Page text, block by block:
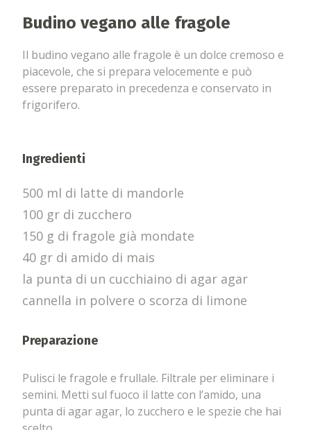
Budino vegano alle fragole
Il budino vegano alle fragole è un dolce cremoso e
piacevole, che si prepara velocemente e può
essere preparato in precedenza e conservato in
frigorifero.
Ingredienti
500 ml di latte di mandorle
100 gr di zucchero
150 g di fragole già mondate
40 gr di amido di mais
la punta di un cucchiaino di agar agar
cannella in polvere o scorza di limone
Preparazione
Pulisci le fragole e frullale. Filtrale per eliminare i
semini. Metti sul fuoco il latte con l’amido, una
punta di agar agar, lo zucchero e le spezie che hai